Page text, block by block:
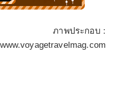
ภาพประกอบ :